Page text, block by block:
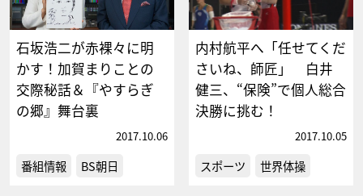
石坂浩二が赤裸々に明
かす！加賀まりことの
交際秘話＆『やすらぎ
の郷』舞台裏
2017.10.06
番組情報 BS朝日
内村航平へ「任せてくだ
さいね、師匠」 白井
健三、“保険”で個人総合
決勝に挑む！
2017.10.05
スポーツ 世界体操